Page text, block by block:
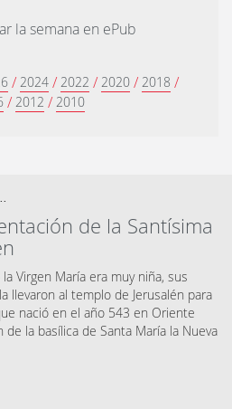
la semana en ePub
/ 2024 / 2022 / 2020 / 2018 /
/ 2012 / 2010
de la Santísima
la Virgen María era muy niña, sus
llevaron al templo de Jerusalén para
nació en el año 543 en Oriente
la basílica de Santa María la Nueva